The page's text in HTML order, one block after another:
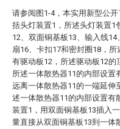
请参阅图1-4，本实用新型公
括头灯装置1，所述头灯装置1
12、双面铜基板13、输入线
扇16、卡扣17和密封圈18，
有驱动板12，所述驱动板12的
所述一体散热器11的内部设置
远离一体散热器11的一端延伸
述一体散热器11的内部设置有
装置1，用双面铜基板13插入
量直接从双面铜基板13到一体